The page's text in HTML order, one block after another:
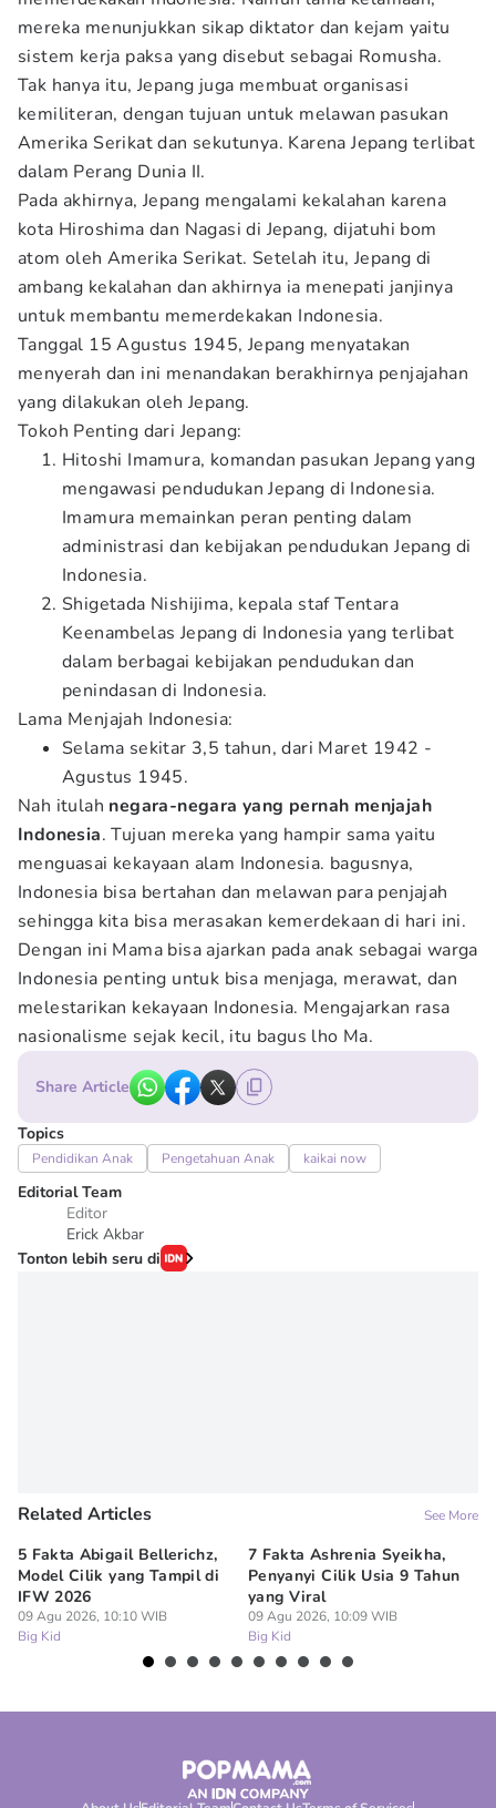
mereka menunjukkan sikap diktator dan kejam yaitu
sistem kerja paksa yang disebut sebagai Romusha.
Tak hanya itu, Jepang juga membuat organisasi
kemiliteran, dengan tujuan untuk melawan pasukan
Amerika Serikat dan sekutunya. Karena Jepang terlibat
dalam Perang Dunia II.
Pada akhirnya, Jepang mengalami kekalahan karena
kota Hiroshima dan Nagasi di Jepang, dijatuhi bom
atom oleh Amerika Serikat. Setelah itu, Jepang di
ambang kekalahan dan akhirnya ia menepati janjinya
untuk membantu memerdekakan Indonesia.
Tanggal 15 Agustus 1945, Jepang menyatakan
menyerah dan ini menandakan berakhirnya penjajahan
yang dilakukan oleh Jepang.
Tokoh Penting dari Jepang:
Hitoshi Imamura, komandan pasukan Jepang yang
mengawasi pendudukan Jepang di Indonesia.
Imamura memainkan peran penting dalam
administrasi dan kebijakan pendudukan Jepang di
Indonesia.
Shigetada Nishijima, kepala staf Tentara
Keenambelas Jepang di Indonesia yang terlibat
dalam berbagai kebijakan pendudukan dan
penindasan di Indonesia.
Lama Menjajah Indonesia:
Selama sekitar 3,5 tahun, dari Maret 1942 -
Agustus 1945.
Nah itulah negara-negara yang pernah menjajah
Indonesia. Tujuan mereka yang hampir sama yaitu
menguasai kekayaan alam Indonesia. bagusnya,
Indonesia bisa bertahan dan melawan para penjajah
sehingga kita bisa merasakan kemerdekaan di hari ini.
Dengan ini Mama bisa ajarkan pada anak sebagai warga
Indonesia penting untuk bisa menjaga, merawat, dan
melestarikan kekayaan Indonesia. Mengajarkan rasa
nasionalisme sejak kecil, itu bagus lho Ma.
Share Article
Topics
Pendidikan Anak Pengetahuan Anak kaikai now
Editorial Team
Editor
Erick Akbar
Tonton lebih seru di
Related Articles See More
5 Fakta Abigail Bellerichz,
Model Cilik yang Tampil di
IFW 2026
09 Agu 2026, 10:10 WIB
Big Kid
7 Fakta Ashrenia Syeikha,
Penyanyi Cilik Usia 9 Tahun
yang Viral
09 Agu 2026, 10:09 WIB
Big Kid